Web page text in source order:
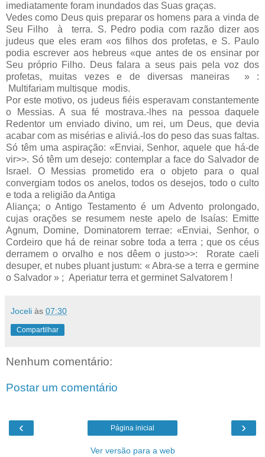
imediatamente foram inundados das Suas graças.
Vedes como Deus quis preparar os homens para a vinda de
Seu Filho à terra. S. Pedro podia com razão dizer aos
judeus que eles eram «os filhos dos profe­tas, e S. Paulo
podia escrever aos hebreus «que antes de os ensinar por
Seu próprio Filho. Deus falara a seus pais pela voz dos
profetas, muitas vezes e de diversas maneiras » :
Multifariam multisque modis.
Por este motivo, os judeus fiéis esperavam constantemente
o Messias. A sua fé mostrava.-lhes na pessoa daquele
Redentor um enviado divino, um rei, um Deus, que devia
acabar com as misérias e aliviá.-los do peso das suas faltas.
Só têm uma aspiração: «Enviai, Senhor, aquele que há-de
vir>>. Só têm um desejo: contemplar a face do Salvador de
Israel. O Messias prometido era o objeto para o qual
convergiam todos os anelos, todos os desejos, todo o culto
e toda a religião da Antiga
Aliança; o Antigo Testamento é um Advento prolongado,
cujas orações se resumem neste apelo de Isaías: Emitte
Agnum, Domine, Dominatorem terrae: «En­viai, Senhor, o
Cordeiro que há de reinar sobre toda a terra ; que os céus
derramem o orvalho e nos dêem o justo>>: Rorate caeli
desuper, et nubes pluant justum: « Abra-se a terra e germine
o Salvador » ; Aperiatur terra et germinet Salvatorem !
Joceli às 07:30
Compartilhar
Nenhum comentário:
Postar um comentário
‹ ›
Página inicial
Ver versão para a web